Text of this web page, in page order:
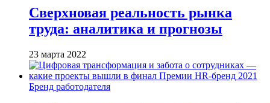
Сверхновая реальность рынка
труда: аналитика и прогнозы
23 марта 2022
Бренд работодателя